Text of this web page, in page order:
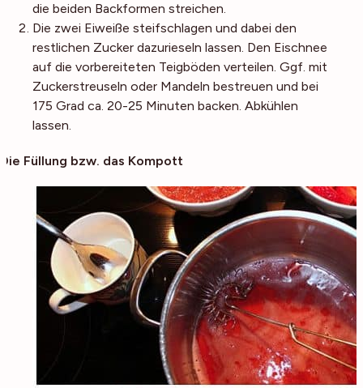
die beiden Backformen streichen.
Die zwei Eiweiße steifschlagen und dabei den
restlichen Zucker dazurieseln lassen. Den Eischnee
auf die vorbereiteten Teigböden verteilen. Ggf. mit
Zuckerstreuseln oder Mandeln bestreuen und bei
175 Grad ca. 20-25 Minuten backen. Abkühlen
lassen.
Die Füllung bzw. das Kompott